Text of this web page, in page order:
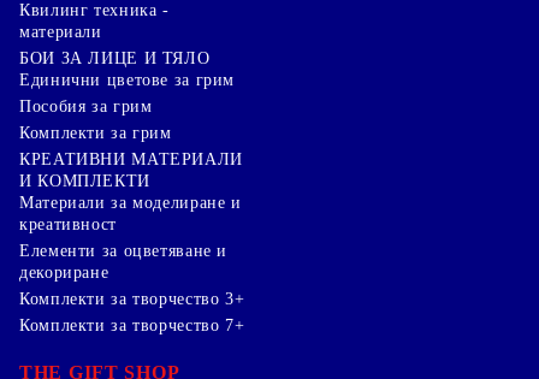
Квилинг техника -
материали
БОИ ЗА ЛИЦЕ И ТЯЛО
Единични цветове за грим
Пособия за грим
Комплекти за грим
КРЕАТИВНИ МАТЕРИАЛИ
И КОМПЛЕКТИ
Mатериали за моделиране и
креативност
Елементи за оцветяване и
декориране
Комплекти за творчество 3+
Комплекти за творчество 7+
THE GIFT SHOP